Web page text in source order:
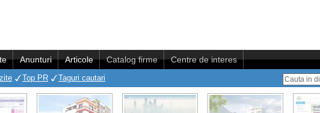
Anunturi Articole Catalog firme Centre de interes
Top PR Taguri cautari